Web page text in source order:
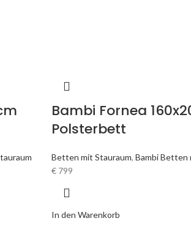
Bambi Fornea
Polsterbett
Betten mit Stauraum, Bambi Betten
€ 799
In den Warenkorb